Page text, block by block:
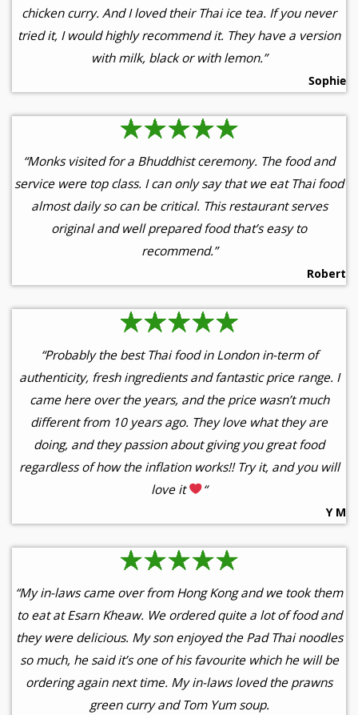
chicken curry. And I loved their Thai ice tea. If you never
tried it, I would highly recommend it. They have a version
with milk, black or with lemon.”
Sophie
“Monks visited for a Bhuddhist ceremony. The food and
service were top class. I can only say that we eat Thai food
almost daily so can be critical. This restaurant serves
original and well prepared food that’s easy to
recommend.”
Robert
“Probably the best Thai food in London in-term of
authenticity, fresh ingredients and fantastic price range. I
came here over the years, and the price wasn’t much
different from 10 years ago. They love what they are
doing, and they passion about giving you great food
regardless of how the inflation works!! Try it, and you will
love it
“
Y M
“My in-laws came over from Hong Kong and we took them
to eat at Esarn Kheaw. We ordered quite a lot of food and
they were delicious. My son enjoyed the Pad Thai noodles
so much, he said it’s one of his favourite which he will be
ordering again next time. My in-laws loved the prawns
green curry and Tom Yum soup.